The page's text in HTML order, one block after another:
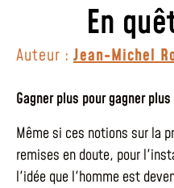
En
Auteur : Jean-Michel
Gagner plus pour gagner plus
Même si ces notions sur la
remises en doute, pour
l'idée que l'homme est